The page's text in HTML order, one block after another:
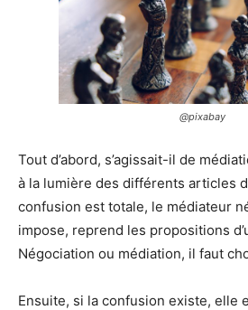
@pixabay
Tout d’abord, s’agissait-il de
à la lumière des différents articles
confusion est totale, le médiateur
impose, reprend les propositions
Négociation ou médiation, il faut
Ensuite, si la confusion existe, elle